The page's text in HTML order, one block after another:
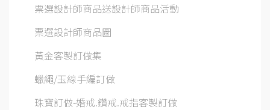
票選設計師商品送設計師商品活動
票選設計師商品圖
黃金客製訂做集
蠟繩/玉線手編訂做
珠寶訂做-婚戒.鑽戒.戒指客製訂做